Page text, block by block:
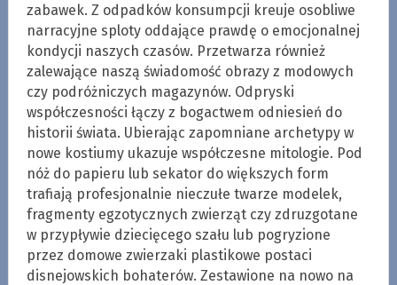
zabawek. Z odpadków konsumpcji kreuje osobliwe
narracyjne sploty oddające prawdę o emocjonalnej
kondycji naszych czasów. Przetwarza również
zalewające naszą świadomość obrazy z modowych
czy podróżniczych magazynów. Odpryski
współczesności łączy z bogactwem odniesień do
historii świata. Ubierając zapomniane archetypy w
nowe kostiumy ukazuje współczesne mitologie. Pod
nóż do papieru lub sekator do większych form
trafiają profesjonalnie nieczułe twarze modelek,
fragmenty egzotycznych zwierząt czy zdruzgotane
w przypływie dziecięcego szału lub pogryzione
przez domowe zwierzaki plastikowe postaci
disnejowskich bohaterów. Zestawione na nowo na